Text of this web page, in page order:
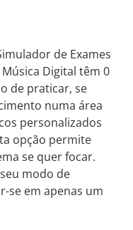
de Exames
Digital têm 0
de praticar, se
numa área
personalizados
opção permite
se quer focar.
modo de
se em apenas um